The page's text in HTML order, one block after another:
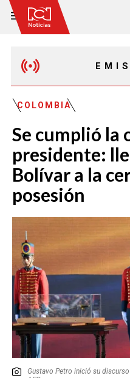
EMISIÓN
COLOMBIA
Se cumplió la
presidente:
Bolívar a la
posesión
Gustavo Petro inició su